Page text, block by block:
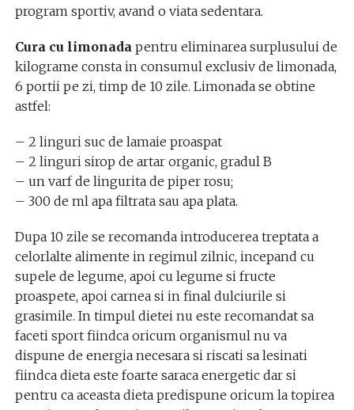
program sportiv, avand o viata sedentara.
Cura cu limonadapentru eliminarea surplusului de
kilograme consta in consumul exclusiv de limonada,
6 portii pe zi, timp de 10 zile. Limonada se obtine
astfel:
– 2 linguri suc de lamaie proaspat
– 2 linguri sirop de artar organic, gradul B
– un varf de lingurita de piper rosu;
– 300 de ml apa filtrata sau apa plata.
Dupa 10 zile se recomanda introducerea treptata a
celorlalte alimente in regimul zilnic, incepand cu
supele de legume, apoi cu legume si fructe
proaspete, apoi carnea si in final dulciurile si
grasimile. In timpul dietei nu este recomandat sa
faceti sport fiindca oricum organismul nu va
dispune de energia necesara si riscati sa lesinati
fiindca dieta este foarte saraca energetic dar si
pentru ca aceasta dieta predispune oricum la topirea